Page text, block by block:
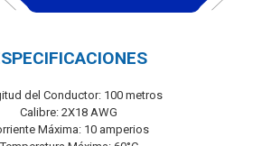
del Conductor: 100 metros
Calibre: 2X18 AWG
Máxima: 10 amperios